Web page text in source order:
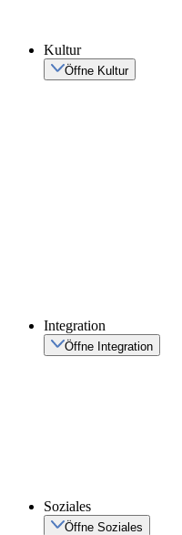
Kultur
Öffne Kultur
Integration
Öffne Integration
Soziales
Öffne Soziales